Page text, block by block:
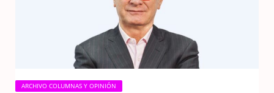
ARCHIVO COLUMNAS Y OPINIÓN